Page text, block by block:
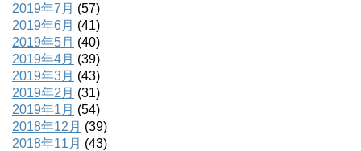
2019年7月 (57)
2019年6月 (41)
2019年5月 (40)
2019年4月 (39)
2019年3月 (43)
2019年2月 (31)
2019年1月 (54)
2018年12月 (39)
2018年11月 (43)